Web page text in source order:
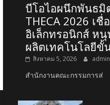
บีโอไอผนึกพันธมิ
THECA 2026 เชื่
อิเล็กทรอนิกส์ ห
ผลิตเทคโนโลยีขั้
สิงหาคม 5, 2026 admin
สำนักงานคณะกรรมการส่